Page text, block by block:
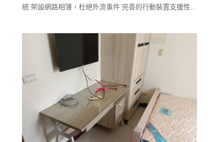
統 架設網路相簿，杜絕外流事件 完善的行動裝置支援性...